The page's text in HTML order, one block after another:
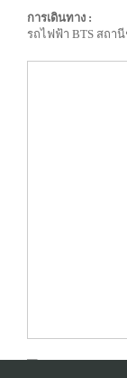
การเดินทาง :
รถไฟฟ้า BTS สถา